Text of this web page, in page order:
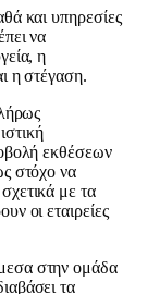
και υπηρεσίες
να
η
η στέγαση.
εκθέσεων
στόχο να
με τα
οι εταιρείες
στην ομάδα
τα